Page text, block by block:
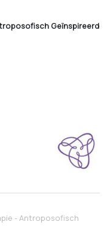
Geïnspireerd
- Antroposofisch